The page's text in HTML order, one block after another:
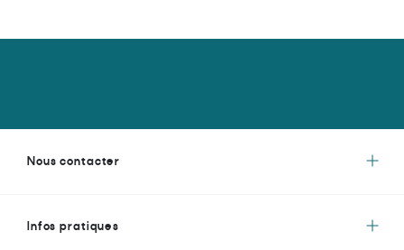
Nous contacter
Infos pratiques